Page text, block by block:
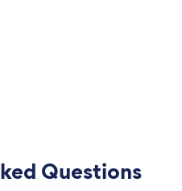
Questions